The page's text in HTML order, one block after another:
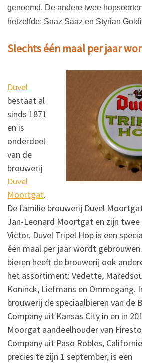
genoemd. De andere twee
hetzelfde: Saaz Saaz en Styrian
Slechts één maal per jaar
Duvel
bestaat al
sinds 1871
en is
onderdeel
van de
brouwerij
Duvel
Moortgat.
De familie brouwerij Duvel
Jan-Leonard Moortgat en zijn twee
Victor. Duvel Tripel Hop is een
één maal per jaar wordt
bieren heeft de brouwerij ook
het assortiment: Vedette,
Koninck, Liefmans en Ommegang.
brouwerij de speciaalbieren van de
Company uit Kansas City in en in
Moorgat aandeelhouder van
Company uit Paso Robles,
precies te zijn 1 september, is een